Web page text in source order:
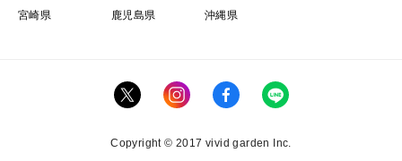
宮崎県
鹿児島県 沖縄県
Copyright © 2017 vivid garden Inc.